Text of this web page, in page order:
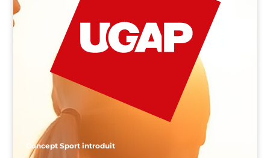
Concept Sport introduit